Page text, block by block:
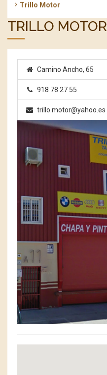
Trillo Motor
TRILLO MOTOR
Camino Ancho, 65
918 78 27 55
trillo.motor@yahoo.es